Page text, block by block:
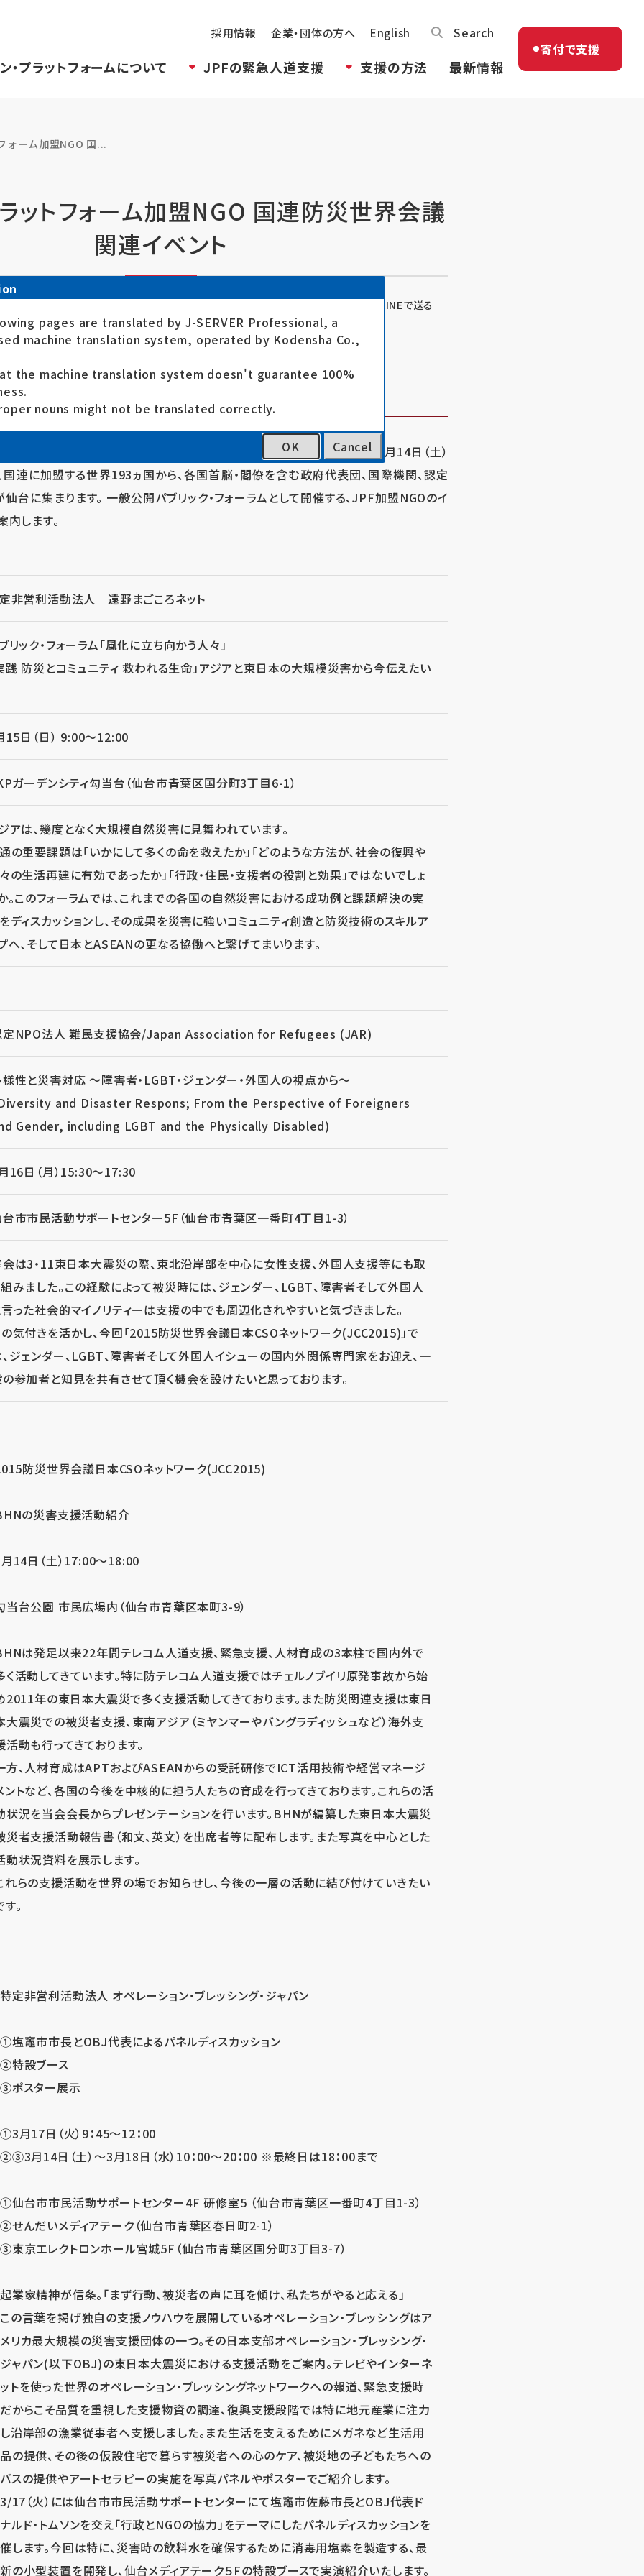
採用情報 企業・団体の方へ English Search
・プラットフォームについて JPFの緊急人道支援 支援の方法 最新情報
寄付で支援
ォーム加盟NGO 国...
ラットフォーム加盟NGO 国連防災世界会議
関連イベント
LINEで送る
イベントは終了しました。
参加くださった皆さま、関係者の皆様、ありがとうございました。
議論する国連主催「第3回 国連防災世界会議」が、宮城県仙台市にて、3月14日（土）
国連に加盟する世界193ヵ国から、各国首脳・閣僚を含む政府代表団、国際機関、認定
に集まります。 一般公開パブリック・フォーラムとして開催する、JPF加盟NGOのイ
します。
非営利活動法人 遠野まごころネット
リック・フォーラム「風化に立ち向かう人々」
践 防災とコミュニティ 救われる生命」アジアと東日本の大規模災害から今伝えたい
15日（日） 9:00～12:00
ガーデンシティ勾当台（仙台市青葉区国分町3丁目6-1）
アは、幾度となく大規模自然災害に見舞われています。
の重要課題は「いかにして多くの命を救えたか」「どのような方法が、社会の復興や
の生活再建に有効であったか」「行政・住民・支援者の役割と効果」ではないでしょ
。このフォーラムでは、これまでの各国の自然災害における成功例と課題解決の実
ディスカッションし、その成果を災害に強いコミュニティ創造と防災技術のスキルア
へ、そして日本とASEANの更なる協働へと繋げてまいります。
定NPO法人 難民支援協会/Japan Association for Refugees (JAR)
性と災害対応 ～障害者・LGBT・ジェンダー・外国人の視点から～
Diversity and Disaster Respons; From the Perspective of Foreigners
Gender, including LGBT and the Physically Disabled)
16日（月）15:30～17:30
市市民活動サポートセンター5F（仙台市青葉区一番町4丁目1-3）
は3・11東日本大震災の際、東北沿岸部を中心に女性支援、外国人支援等にも取
みました。この経験によって被災時には、ジェンダー、LGBT、障害者そして外国人
った社会的マイノリティーは支援の中でも周辺化されやすいと気づきました。
気付きを活かし、今回「2015防災世界会議日本CSOネットワーク(JCC2015)」で
ジェンダー、LGBT、障害者そして外国人イシューの国内外関係専門家をお迎え、一
参加者と知見を共有させて頂く機会を設けたいと思っております。
防災世界会議日本CSOネットワーク(JCC2015)
の災害支援活動紹介
14日（土）17:00～18:00
当台公園 市民広場内（仙台市青葉区本町3-9）
は発足以来22年間テレコム人道支援、緊急支援、人材育成の3本柱で国内外で
く活動してきています。特に防テレコム人道支援ではチェルノブイリ原発事故から始
2011年の東日本大震災で多く支援活動してきております。また防災関連支援は東日
大震災での被災者支援、東南アジア（ミヤンマーやバングラディッシュなど）海外支
活動も行ってきております。
方、人材育成はAPTおよびASEANからの受託研修でICT活用技術や経営マネージ
ントなど、各国の今後を中核的に担う人たちの育成を行ってきております。これらの活
状況を当会会長からプレゼンテーションを行います。BHNが編纂した東日本大震災
災者支援活動報告書（和文、英文）を出席者等に配布します。また写真を中心とした
動状況資料を展示します。
れらの支援活動を世界の場でお知らせし、今後の一層の活動に結び付けていきたい
。
特定非営利活動法人 オペレーション・ブレッシング・ジャパン
①塩竈市市長とOBJ代表によるパネルディスカッション
②特設ブース
③ポスター展示
①3月17日（火）9：45～12：00
②③3月14日（土）～3月18日（水）10：00～20：00 ※最終日は18：00まで
①仙台市市民活動サポートセンター4F 研修室5 （仙台市青葉区一番町4丁目1-3）
②せんだいメディアテーク（仙台市青葉区春日町2-1）
③東京エレクトロンホール宮城5F（仙台市青葉区国分町3丁目3-7）
起業家精神が信条。「まず行動、被災者の声に耳を傾け、私たちがやると応える」
この言葉を掲げ独自の支援ノウハウを展開しているオペレーション・ブレッシングはア
メリカ最大規模の災害支援団体の一つ。その日本支部オペレーション・ブレッシング・
ジャパン(以下OBJ)の東日本大震災における支援活動をご案内。テレビやインターネ
ットを使った世界のオペレーション・ブレッシングネットワークへの報道、緊急支援時
だからこそ品質を重視した支援物資の調達、復興支援段階では特に地元産業に注力
し沿岸部の漁業従事者へ支援しました。また生活を支えるためにメガネなど生活用
品の提供、その後の仮設住宅で暮らす被災者への心のケア、被災地の子どもたちへの
バスの提供やアートセラピーの実施を写真パネルやポスターでご紹介します。
3/17（火）には仙台市市民活動サポートセンターにて塩竈市佐藤市長とOBJ代表ド
ナルド・トムソンを交え「行政とNGOの協力」をテーマにしたパネルディスカッションを
催します。今回は特に、災害時の飲料水を確保するために消毒用塩素を製造する、最
新の小型装置を開発し、仙台メディアテーク５Fの特設ブースで実演紹介いたします。
pages are translated by J-SERVER Professional, a
machine translation system, operated by Kodensha Co.,
the machine translation system doesn't guarantee 100%
nouns might not be translated correctly.
OK Cancel